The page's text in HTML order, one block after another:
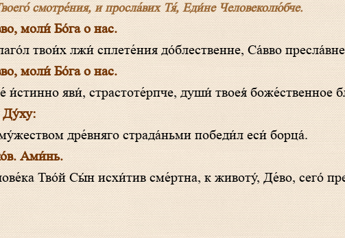
смотре́ния, и просла́вих Тя́, Еди́не Человеколю́бче.
моли́ Бо́га о нас.
твои́х лжи́ сплете́ния до́блественне, Са́вво
моли́ Бо́га о нас.
и́стинно яви́, страстоте́рпче, души́ твоея́ боже́ственное
Ду́ху:
дре́вняго страда́ньми победи́л еси́ борца́.
Ами́нь.
Тво́й Сы́н исхи́тив сме́ртна, к животу́, Де́во, сего́